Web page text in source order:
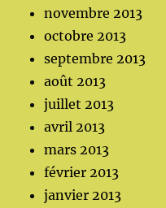
novembre 2013
octobre 2013
septembre 2013
août 2013
juillet 2013
avril 2013
mars 2013
février 2013
janvier 2013